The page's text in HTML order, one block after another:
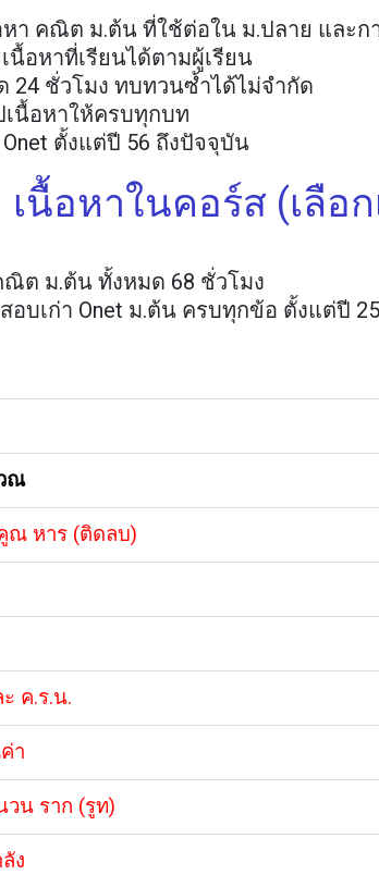
า คณิต ม.ต้น ที่ใช้ต่อใน ม.ปลาย และก
นื้อหาที่เรียนได้ตามผู้เรียน
24 ชั่วโมง ทบทวนซ้ำได้ไม่จำกัด
เนื้อหาให้ครบทุกบท
ตั้งแต่ปี 56 ถึงปัจจุบัน
เนื้อหาในคอร์ส (เลือ
ณิต ม.ต้น ทั้งหมด 68 ชั่วโมง
อบเก่า Onet ม.ต้น ครบทุกข้อ ตั้งแต่ปี
ณ
ณ หาร (ติดลบ)
ค.ร.น.
า
วน ราก (รูท)
ง